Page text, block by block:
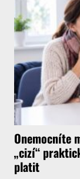
Onemocníte
„cizí“
platit